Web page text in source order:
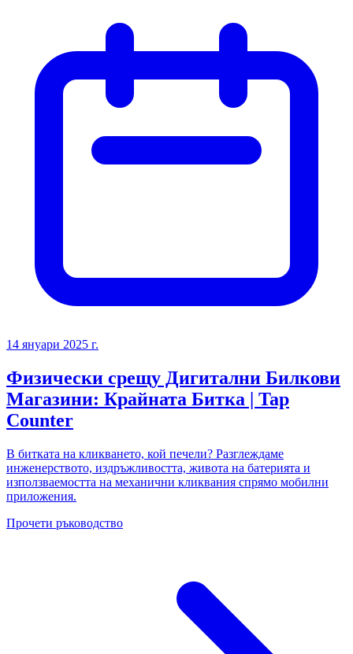
14 януари 2025 г.
Физически срещу Дигитални Билкови
Магазини: Крайната Битка | Tap
Counter
В битката на кликването, кой печели? Разглеждаме
инженерството, издръжливостта, живота на батерията и
използваемостта на механични кликвания спрямо мобилни
приложения.
Прочети ръководство